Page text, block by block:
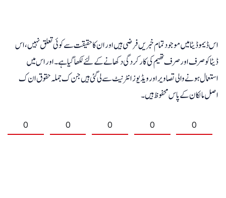
اس ڈیمو ڈیٹا میں موجود تمام خبریں فرضی ہیں اور ان کا حقیقت سے کوئی تعلق نہیں، اس
ڈیٹا کو صرف اور صرف تھیم کی کارکردگی دکھانے کے لئے لکھا گیا ہے۔ اور اس میں
استعمال ہونے والی تصاویر اور ویڈیوز انٹرنیٹ سے لی گئی ہیں جن ک جملہ حقوق ان ک
اصل مالکان کے پاس محفوظ ہیں۔
0 0 0 0 0